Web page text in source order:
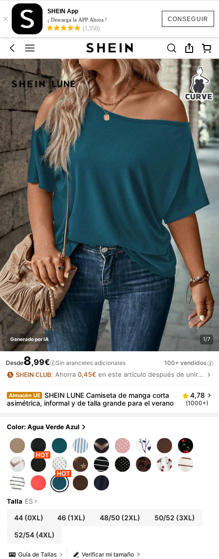
CONSEGUIR
×
SHEIN App
¡ Descarga la APP Ahora !
(1,350)
Generado por IA 1/7
Desde8,99€ Sin aranceles adicionales 100+ vendidos
Ahorra0,45€ en este artículo después de unirte.
Almacén UE
SHEIN LUNE Camiseta de manga corta
asimétrica, informal y de talla grande para el verano
4,78
(1000+)
Color: Agua Verde Azul
Talla ES
44(0XL) 46 (1XL) 48/50(2XL) 50/52 (3XL)
52/54(4XL)
Verificar mi tamaño
Guía de Tallas